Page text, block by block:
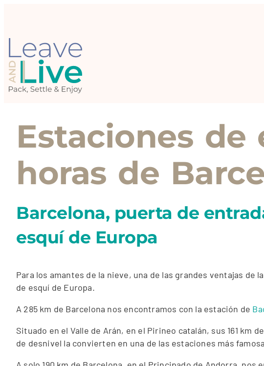
Estaciones de
horas de
Barcelona, puerta de
esquí de Europa
Para los amantes de la nieve, una de las grandes ventajas de
de esquí de Europa.
A 285 km de Barcelona nos encontramos con la estación de
Situado en el Valle de Arán, en el Pirineo catalán, sus 161 km
de desnivel la convierten en una de las estaciones más